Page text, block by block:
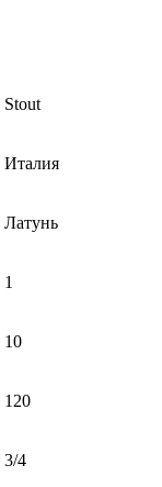
Stout
Италия
Латунь
1
10
120
3/4